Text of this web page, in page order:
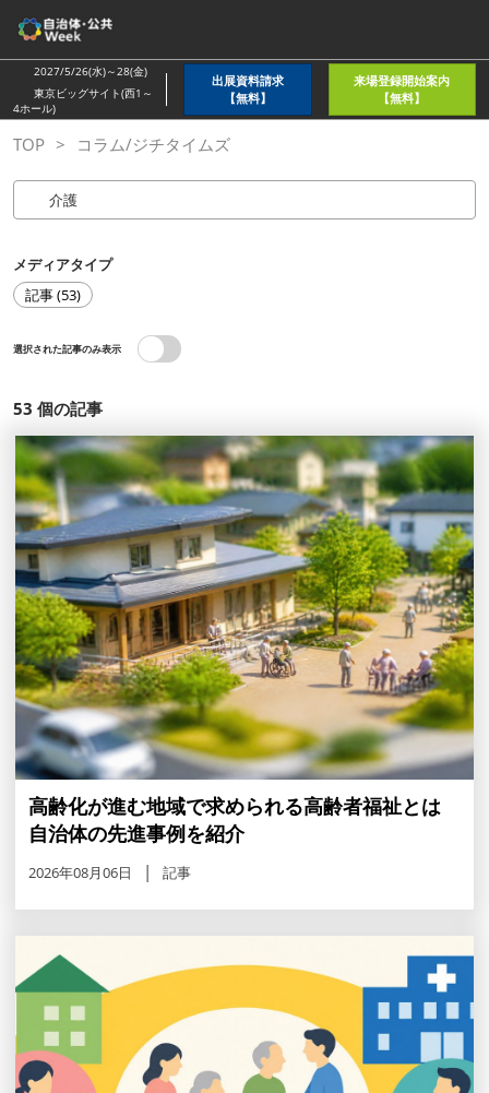
ス
キ
ッ
し
て
進
2027/5/26(水)～28(金)
東京ビッグサイト(西1～
4ホール)
出展資料請求
【無料】
来場登録開始案内
【無料】
TOP コラム/ジチタイムズ
メディアタイプ
記事 (53)
選択された記事のみ表示
53 個の記事
高齢化が進む地域で求められる高齢者福祉とは
自治体の先進事例を紹介
2026年08月06日 記事